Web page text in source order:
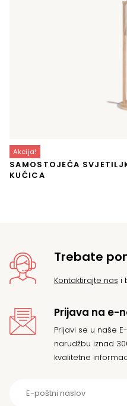
Akcija!
SAMOSTOJEĆA
KUĆICA
Trebate
Kontaktirajte nas i
Prijava na e-
Prijavi se u naše
narudžbu iznad
kvalitetne